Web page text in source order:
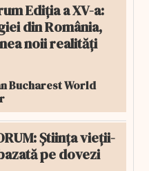
Ediția a XV-a:
din România,
noii realități
Bucharest World
Știința vieții-
pe dovezi